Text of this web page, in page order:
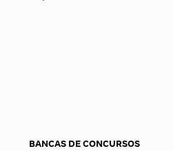
BANCAS DE CONCURSOS